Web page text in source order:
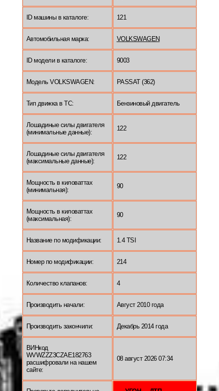
ID машины в каталоге: 121
Автомобильная марка: VOLKSWAGEN
ID модели в каталоге: 9003
Модель VOLKSWAGEN: PASSAT (362)
Тип движка в ТС: Бензиновый двигатель
Лошадиные силы двигателя
(минимальные данные):
122
Лошадиные силы двигателя
(максимальные данные):
122
Мощность в киловаттах
(минимальная):
90
Мощность в киловаттах
(максимальная):
90
Название по модификации: 1.4 TSI
Номер по модификации: 214
Количество клапанов: 4
Производить начали: Август 2010 года
Производить закончили: Декабрь 2014 года
ВИНкод
WVWZZZ3CZAE182763
расшифровали на нашем
сайте:
08 август 2026 07:34